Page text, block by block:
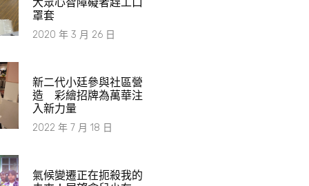
罩套
2020 年 3 月 26 日
新二代小廷參與社區營
造 彩繪招牌為萬華注
入新力量
2022 年 7 月 18 日
氣候變遷正在扼殺我的